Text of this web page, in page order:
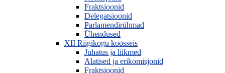
Fraktsioonid
Delegatsioonid
Parlamendirühmad
Ühendused
XII Riigikogu koosseis
Juhatus ja liikmed
Alatised ja erikomisjonid
Fraktsioonid